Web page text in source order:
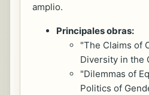
amplio.
Principales obras:
"The Claims of
Diversity in the
"Dilemmas of
Politics of